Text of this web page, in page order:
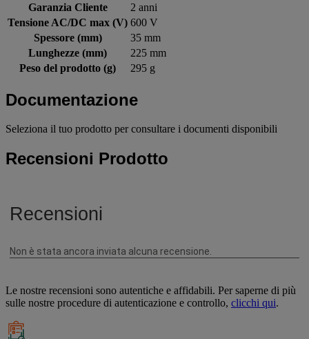
Garanzia Cliente
2 anni
Tensione AC/DC max (V) 600 V
Spessore (mm)
35 mm
Lunghezze (mm)
225 mm
Peso del prodotto (g)
295 g
Documentazione
Seleziona il tuo prodotto per consultare i documenti disponibili
Recensioni Prodotto
Le nostre recensioni sono autentiche e affidabili. Per saperne di più
sulle nostre procedure di autenticazione e controllo, clicchi qui.